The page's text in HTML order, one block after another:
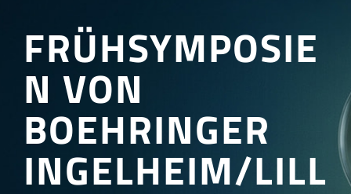
FRÜHSYMPOSIE
N VON
BOEHRINGER
INGELHEIM/LILL